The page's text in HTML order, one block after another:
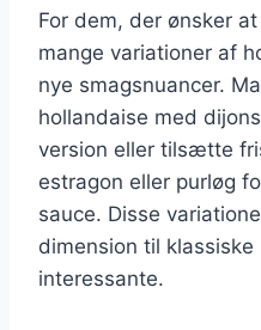
For dem, der ønsker
mange variationer af
nye smagsnuancer.
hollandaise med
version eller tilsætte
estragon eller purløg
sauce. Disse
dimension til
interessante.